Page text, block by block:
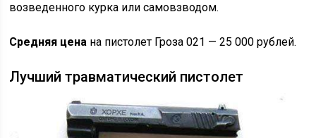
возведенного курка или самовзводом.
Средняя цена на пистолет Гроза 021 — 25 000 рублей.
Лучший травматический пистолет